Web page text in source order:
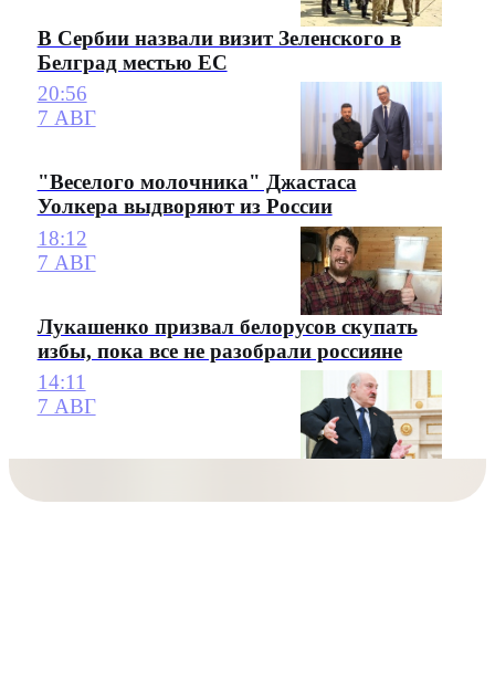
В Сербии назвали визит Зеленского в
Белград местью ЕС
20:56
7 АВГ
"Веселого молочника" Джастаса
Уолкера выдворяют из России
18:12
7 АВГ
Лукашенко призвал белорусов скупать
избы, пока все не разобрали россияне
14:11
7 АВГ